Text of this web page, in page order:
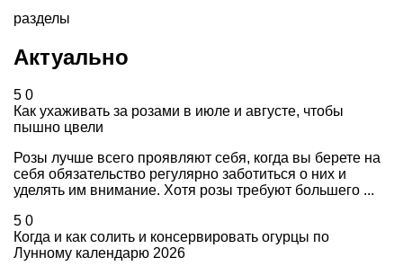
разделы
Актуально
5 0
Как ухаживать за розами в июле и августе, чтобы
пышно цвели
Розы лучше всего проявляют себя, когда вы берете на
себя обязательство регулярно заботиться о них и
уделять им внимание. Хотя розы требуют большего ...
5 0
Когда и как солить и консервировать огурцы по
Лунному календарю 2026